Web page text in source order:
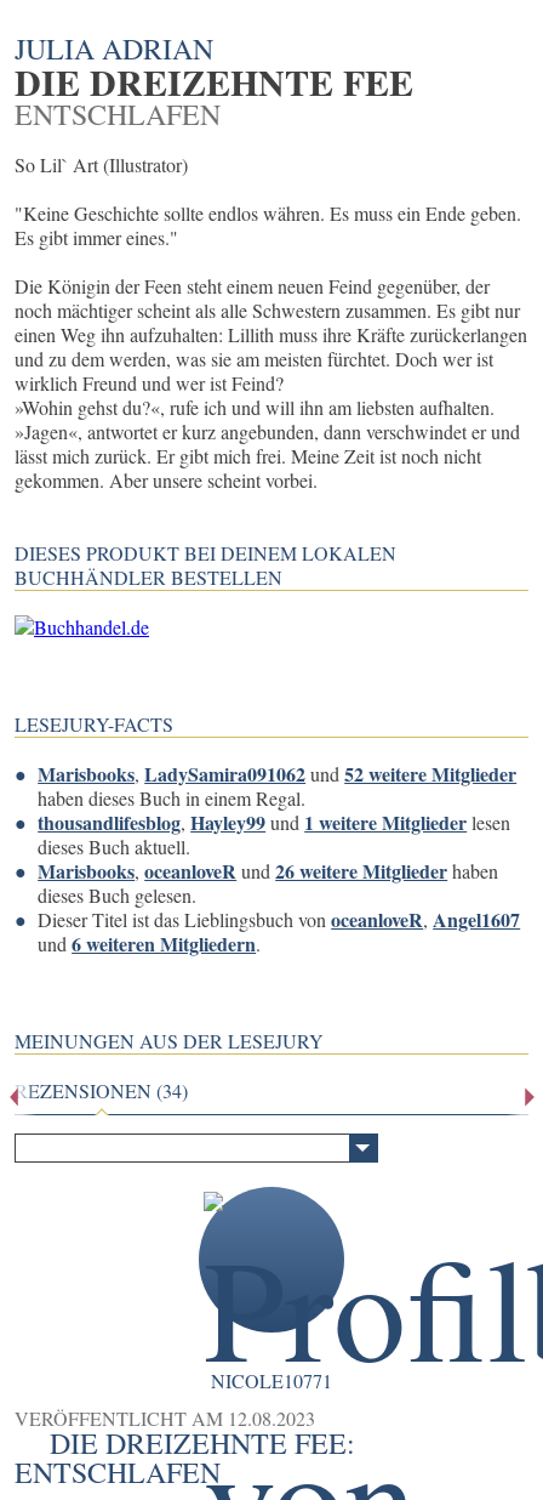
JULIA ADRIAN
DIE DREIZEHNTE FEE
ENTSCHLAFEN
So Lil` Art (Illustrator)
"Keine Geschichte sollte endlos währen. Es muss ein Ende geben.
Es gibt immer eines."
Die Königin der Feen steht einem neuen Feind gegenüber, der
noch mächtiger scheint als alle Schwestern zusammen. Es gibt nur
einen Weg ihn aufzuhalten: Lillith muss ihre Kräfte zurückerlangen
und zu dem werden, was sie am meisten fürchtet. Doch wer ist
wirklich Freund und wer ist Feind?
»Wohin gehst du?«, rufe ich und will ihn am liebsten aufhalten.
»Jagen«, antwortet er kurz angebunden, dann verschwindet er und
lässt mich zurück. Er gibt mich frei. Meine Zeit ist noch nicht
gekommen. Aber unsere scheint vorbei.
DIESES PRODUKT BEI DEINEM LOKALEN
BUCHHÄNDLER BESTELLEN
LESEJURY-FACTS
Marisbooks,LadySamira091062und52 weitere Mitglieder
haben dieses Buch in einem Regal.
thousandlifesblog,Hayley99und 1 weitere Mitgliederlesen
dieses Buch aktuell.
Marisbooks,oceanloveRund26 weitere Mitgliederhaben
dieses Buch gelesen.
Dieser Titel ist das Lieblingsbuch vonoceanloveR, Angel1607
und6 weiteren Mitgliedern.
MEINUNGEN AUS DER LESEJURY
REZENSIONEN (34)
NICOLE10771
VERÖFFENTLICHT AM 12.08.2023
DIE DREIZEHNTE FEE:
ENTSCHLAFEN